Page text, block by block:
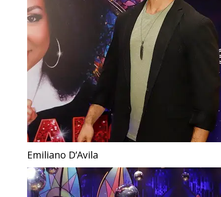
Emiliano D’Avila